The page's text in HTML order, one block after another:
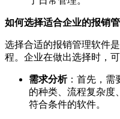
如何选择适合企业的报销
选择合适的报销管理软件
程。企业在做出选择时，
需求分析：首先，需
的种类、流程复杂度
符合条件的软件。